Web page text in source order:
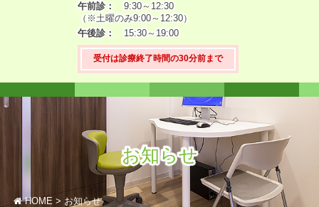
午前診： 9:30～12:30
（※土曜のみ9:00～12:30）
午後診：
15:30～19:00
受付は診療終了時間の30分前まで
お知らせ
HOME お知らせ